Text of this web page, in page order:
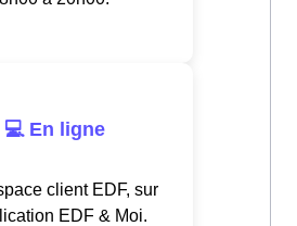
💻 En ligne
client EDF, sur
EDF & Moi.